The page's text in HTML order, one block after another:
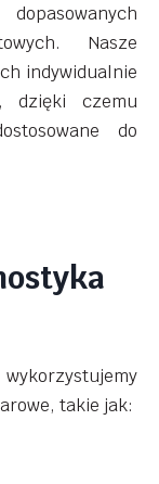
Nasze
indywidualnie
dzięki czemu
do
takie jak: